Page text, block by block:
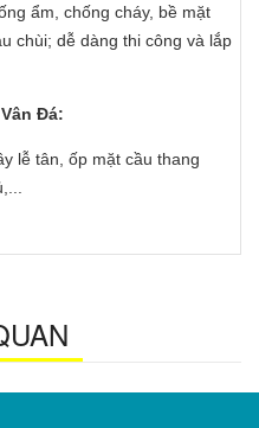
ẩm, chống cháy, bề mặt
chùi; dễ dàng thi công và lắp
Đá:
lễ tân, ốp mặt cầu thang